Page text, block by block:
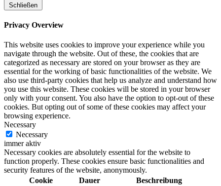
Schließen
Privacy Overview
This website uses cookies to improve your experience while you
navigate through the website. Out of these, the cookies that are
categorized as necessary are stored on your browser as they are
essential for the working of basic functionalities of the website. We
also use third-party cookies that help us analyze and understand how
you use this website. These cookies will be stored in your browser
only with your consent. You also have the option to opt-out of these
cookies. But opting out of some of these cookies may affect your
browsing experience.
Necessary
Necessary
immer aktiv
Necessary cookies are absolutely essential for the website to
function properly. These cookies ensure basic functionalities and
security features of the website, anonymously.
Cookie
Dauer Beschreibung